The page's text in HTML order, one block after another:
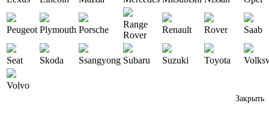
Peugeot Plymouth Porsche
Range
Rover
Renault Rover Saab
Seat Skoda Ssangyong Subaru Suzuki Toyota
Volvo
Закрыть